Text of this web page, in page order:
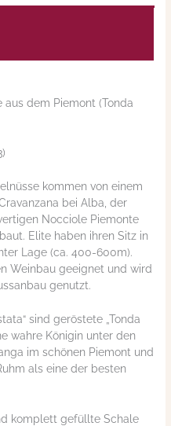
dem Piemont (Tonda
kommen von einem
bei Alba, der
Nocciole Piemonte
Elite haben ihren Sitz in
Lage (ca. 400-600m).
Weinbau geeignet und wird
genutzt.
sind geröstete „Tonda
wahre Königin unter den
im schönen Piemont und
als eine der besten
komplett gefüllte Schale